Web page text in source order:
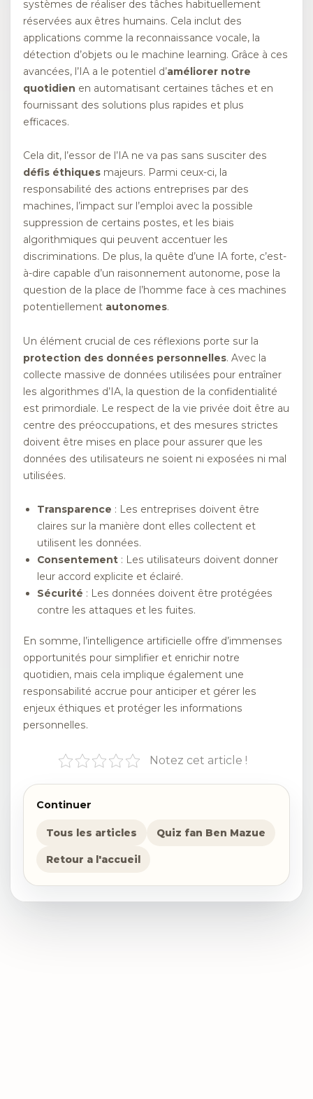
systèmes de réaliser des tâches habituellement
réservées aux êtres humains. Cela inclut des
applications comme la reconnaissance vocale, la
détection d’objets ou le machine learning. Grâce à ces
avancées, l’IA a le potentiel d’améliorer notre
quotidien en automatisant certaines tâches et en
fournissant des solutions plus rapides et plus
efficaces.
Cela dit, l’essor de l’IA ne va pas sans susciter des
défis éthiques majeurs. Parmi ceux-ci, la
responsabilité des actions entreprises par des
machines, l’impact sur l’emploi avec la possible
suppression de certains postes, et les biais
algorithmiques qui peuvent accentuer les
discriminations. De plus, la quête d’une IA forte, c’est-
à-dire capable d’un raisonnement autonome, pose la
question de la place de l’homme face à ces machines
potentiellement autonomes.
Un élément crucial de ces réflexions porte sur la
protection des données personnelles. Avec la
collecte massive de données utilisées pour entraîner
les algorithmes d’IA, la question de la confidentialité
est primordiale. Le respect de la vie privée doit être au
centre des préoccupations, et des mesures strictes
doivent être mises en place pour assurer que les
données des utilisateurs ne soient ni exposées ni mal
utilisées.
Transparence : Les entreprises doivent être
claires sur la manière dont elles collectent et
utilisent les données.
Consentement : Les utilisateurs doivent donner
leur accord explicite et éclairé.
Sécurité : Les données doivent être protégées
contre les attaques et les fuites.
En somme, l’intelligence artificielle offre d’immenses
opportunités pour simplifier et enrichir notre
quotidien, mais cela implique également une
responsabilité accrue pour anticiper et gérer les
enjeux éthiques et protéger les informations
personnelles.
Notez cet article !
Continuer
Tous les articles Quiz fan Ben Mazue
Retour a l'accueil